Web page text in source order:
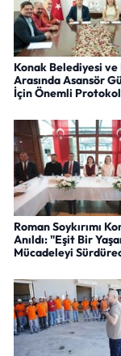
Konak Belediyesi ve
Arasında Asansör
İçin Önemli Protokol
Roman Soykırımı
Anıldı: "Eşit Bir
Mücadeleyi